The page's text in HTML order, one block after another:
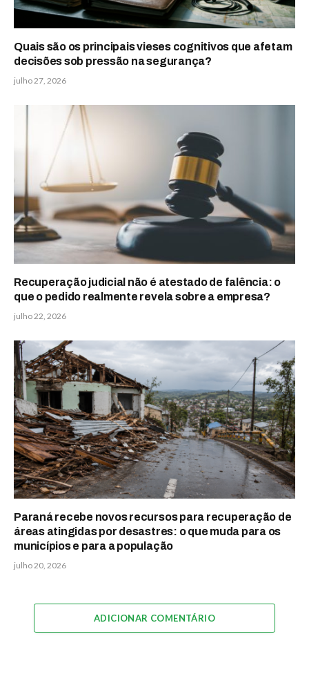
Quais são os principais vieses cognitivos que afetam
decisões sob pressão na segurança?
julho 27, 2026
Recuperação judicial não é atestado de falência: o
que o pedido realmente revela sobre a empresa?
julho 22, 2026
Paraná recebe novos recursos para recuperação de
áreas atingidas por desastres: o que muda para os
municípios e para a população
julho 20, 2026
ADICIONAR COMENTÁRIO